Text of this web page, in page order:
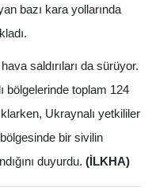
bazı kara yollarında
saldırıları da sürüyor.
bölgelerinde toplam 124
Ukraynalı yetkililer
bir sivilin
duyurdu. (İLKHA)